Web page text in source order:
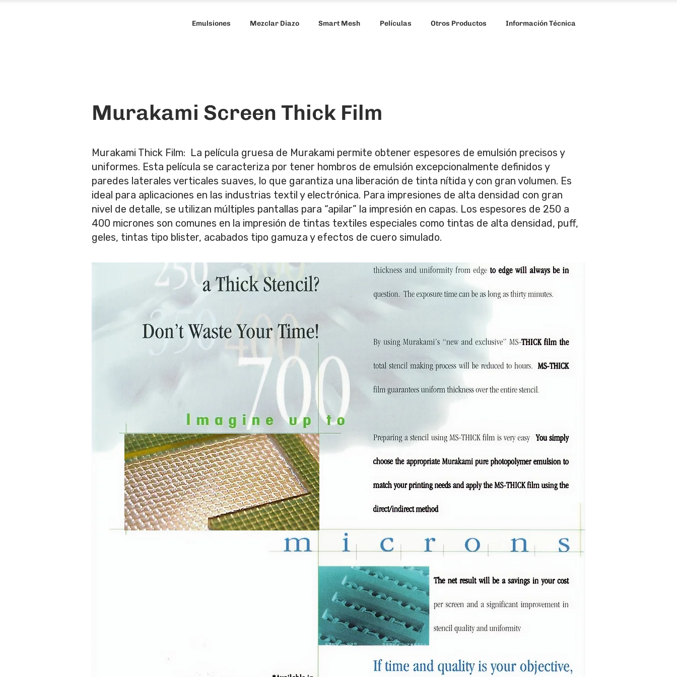
Emulsiones Mezclar Diazo Smart Mesh Películas Otros Productos Información Técnica
Murakami Screen Thick Film
Murakami Thick Film: La película gruesa de Murakami permite obtener espesores de emulsión precisos y
uniformes. Esta película se caracteriza por tener hombros de emulsión excepcionalmente definidos y
paredes laterales verticales suaves, lo que garantiza una liberación de tinta nítida y con gran volumen. Es
ideal para aplicaciones en las industrias textil y electrónica. Para impresiones de alta densidad con gran
nivel de detalle, se utilizan múltiples pantallas para “apilar” la impresión en capas. Los espesores de 250 a
400 micrones son comunes en la impresión de tintas textiles especiales como tintas de alta densidad, puff,
geles, tintas tipo blister, acabados tipo gamuza y efectos de cuero simulado.